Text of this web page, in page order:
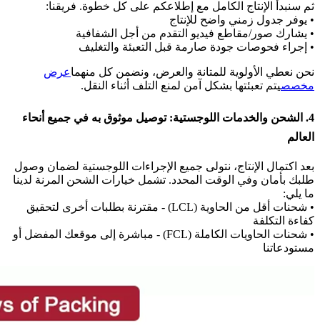
ثم سنبدأ الإنتاج الكامل مع إطلاعكم على كل خطوة. فريقنا:
• يوفر جدول زمني واضح للإنتاج
• يشارك صور/مقاطع فيديو التقدم من أجل الشفافية
• إجراء فحوصات جودة صارمة قبل التعبئة والتغليف
نحن نعطي الأولوية للمتانة والعرض، ونضمن كل منهماعرض
مخصصيتم تعبئتها بشكل آمن لمنع التلف أثناء النقل.
4. الشحن والخدمات اللوجستية: توصيل موثوق به في جميع أنحاء
العالم
بعد اكتمال الإنتاج، نتولى جميع الإجراءات اللوجستية لضمان وصول
طلبك بأمان وفي الوقت المحدد. تشمل خيارات الشحن المرنة لدينا
ما يلي:
• شحنات أقل من الحاوية (LCL) - مقترنة بطلبات أخرى لتحقيق
كفاءة التكلفة
• شحنات الحاويات الكاملة (FCL) - مباشرة إلى موقعك المفضل أو
مستودعاتنا